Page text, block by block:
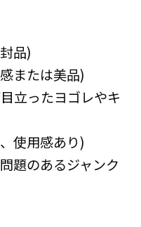
品)
または美品)
立ったヨゴレやキ
使用感あり)
題のあるジャンク